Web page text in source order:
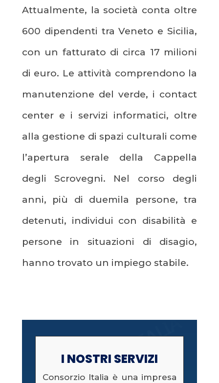
Attualmente, la società conta oltre
600 dipendenti tra Veneto e Sicilia,
con un fatturato di circa 17 milioni
di euro. Le attività comprendono la
manutenzione del verde, i contact
center e i servizi informatici, oltre
alla gestione di spazi culturali come
l’apertura serale della Cappella
degli Scrovegni. Nel corso degli
anni, più di duemila persone, tra
detenuti, individui con disabilità e
persone in situazioni di disagio,
hanno trovato un impiego stabile.
I NOSTRI SERVIZI
Consorzio Italia è una impresa